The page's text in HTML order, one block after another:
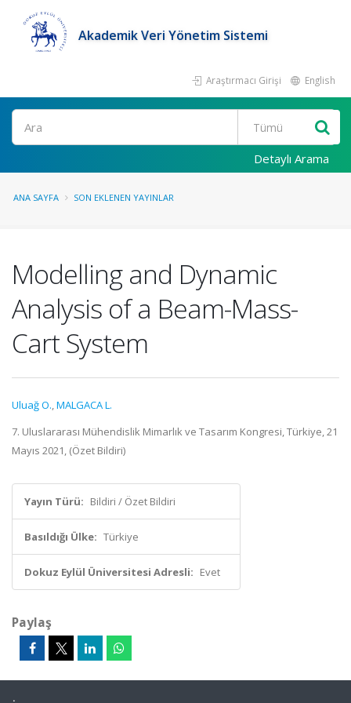
Akademik Veri Yönetim Sistemi
Araştırmacı Girişi English
Ara
Detaylı Arama
ANA SAYFA SON EKLENEN YAYINLAR
Modelling and Dynamic
Analysis of a Beam-Mass-
Cart System
Uluağ O.,MALGACA L.
7. Uluslararası Mühendislik Mimarlık ve Tasarım Kongresi, Türkiye, 21
Mayıs 2021, (Özet Bildiri)
Yayın Türü: Bildiri / Özet Bildiri
Basıldığı Ülke: Türkiye
Dokuz Eylül Üniversitesi Adresli: Evet
Paylaş